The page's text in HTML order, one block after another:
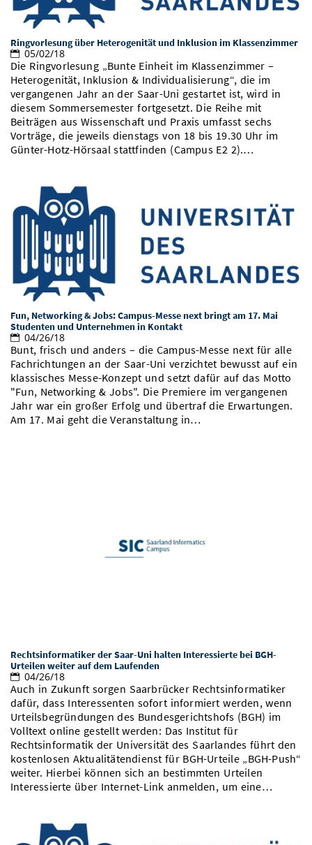
Vom Studium in den Beruf
Study Scheduler
Bibliothek
Open Science/Open Access
Start-ups
IT-Themenabend
Ranking
Zahlen & Fakten
Preise, Auszeichnungen und Förderungen
Kontakt
SIC Merchandise
SIC Podcast
AnsprechpartnerInnen, Personen, Forschungsgruppen
Termine, Vorträge und Veranstaltungen
Ringvorlesung über Heterogenität und Inklusion im Klassenzimmer
05/02/18
Die Ringvorlesung „Bunte Einheit im Klassenzimmer –
Heterogenität, Inklusion & Individualisierung“, die im
vergangenen Jahr an der Saar-Uni gestartet ist, wird in
diesem Sommersemester fortgesetzt. Die Reihe mit
Beiträgen aus Wissenschaft und Praxis umfasst sechs
Vorträge, die jeweils dienstags von 18 bis 19.30 Uhr im
Günter-Hotz-Hörsaal stattfinden (Campus E2 2).…
Fun, Networking & Jobs: Campus-Messe next bringt am 17. Mai
Studenten und Unternehmen in Kontakt
04/26/18
Bunt, frisch und anders – die Campus-Messe next für alle
Fachrichtungen an der Saar-Uni verzichtet bewusst auf ein
klassisches Messe-Konzept und setzt dafür auf das Motto
"Fun, Networking & Jobs". Die Premiere im vergangenen
Jahr war ein großer Erfolg und übertraf die Erwartungen.
Am 17. Mai geht die Veranstaltung in…
Rechtsinformatiker der Saar-Uni halten Interessierte bei BGH-
Urteilen weiter auf dem Laufenden
04/26/18
Auch in Zukunft sorgen Saarbrücker Rechtsinformatiker
dafür, dass Interessenten sofort informiert werden, wenn
Urteilsbegründungen des Bundesgerichtshofs (BGH) im
Volltext online gestellt werden: Das Institut für
Rechtsinformatik der Universität des Saarlandes führt den
kostenlosen Aktualitätendienst für BGH-Urteile „BGH-Push“
weiter. Hierbei können sich an bestimmten Urteilen
Interessierte über Internet-Link anmelden, um eine…